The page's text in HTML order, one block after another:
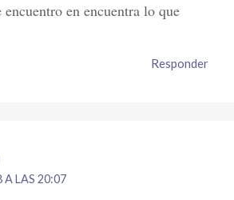
en encuentra lo que
Responder
LAS 20:07